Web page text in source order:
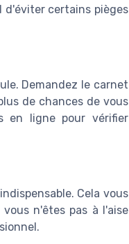
d'éviter certains pièges
Demandez le carnet
de chances de vous
en ligne pour vérifier
Cela vous
n'êtes pas à l'aise